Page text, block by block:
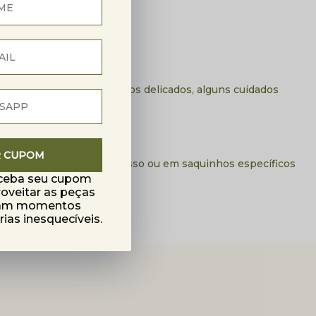
serem , também tecidos delicados, alguns cuidados
a roupa pelo avesso ou em saquinhos específicos
seu cupom
as peças
momentos
inesquecíveis.
CUPOM